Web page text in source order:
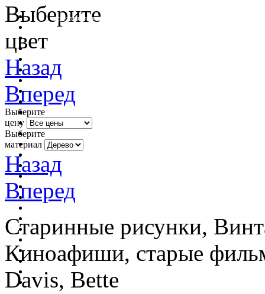
очистить фильтр цвета
Выберите
цвет
Назад
Вперед
Выберите
цену
Выберите
материал
Назад
Вперед
Старинные рисунки,
Киноафиши, старые
Davis, Bette